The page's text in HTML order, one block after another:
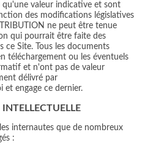
valeur indicative et sont
des modifications législatives
ne peut être tenue
qui pourrait être faite des
ce Site. Tous les documents
téléchargement ou les éventuels
et n'ont pas de valeur
délivré par
et engage ce dernier.
internautes que de nombreux
: